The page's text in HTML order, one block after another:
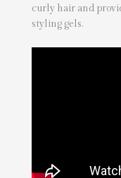
curly hair and
styling gels.